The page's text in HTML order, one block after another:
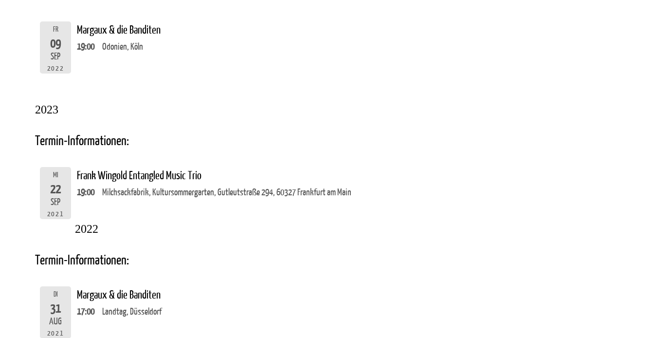
FR
09
SEP
2022
Margaux & die Banditen
19:00 Odonien, Köln
2023
Termin-Informationen:
MI
22
SEP
2021
Frank Wingold Entangled Music Trio
19:00 Milchsackfabrik, Kultursommergarten, Gutleutstraße 294, 60327 Frankfurt am Main
2022
Termin-Informationen:
DI
31
AUG
2021
Margaux & die Banditen
17:00 Landtag, Düsseldorf